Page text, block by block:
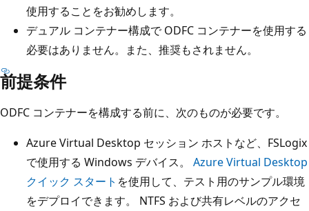
使用することをお勧めします。
デュアル コンテナー構成で ODFC コンテナーを使用する
必要はありません。また、推奨もされません。
前提条件
ODFC コンテナーを構成する前に、次のものが必要です。
Azure Virtual Desktop セッション ホストなど、FSLogix
で使用する Windows デバイス。 Azure Virtual Desktop
クイック スタート を使用して、テスト用のサンプル環境
をデプロイできます。 NTFS および共有レベルのアクセ